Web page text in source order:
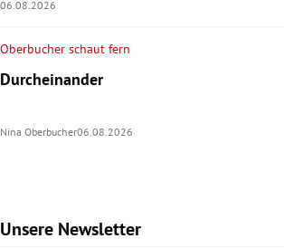
06.08.2026
Oberbucher schaut fern
Durcheinander
Nina Oberbucher06.08.2026
Unsere Newsletter
Slide 1 von 9